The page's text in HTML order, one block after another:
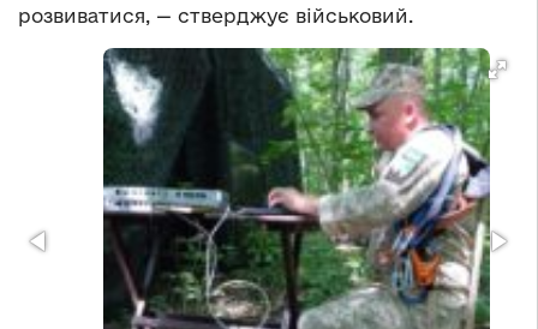
розвиватися, — стверджує військовий.